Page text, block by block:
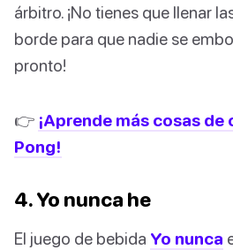
árbitro. ¡No tienes que llenar
borde para que nadie se
pronto!
👉 ¡Aprende más cosas de
Pong!
4. Yo nunca he
El juego de bebida Yo nunca